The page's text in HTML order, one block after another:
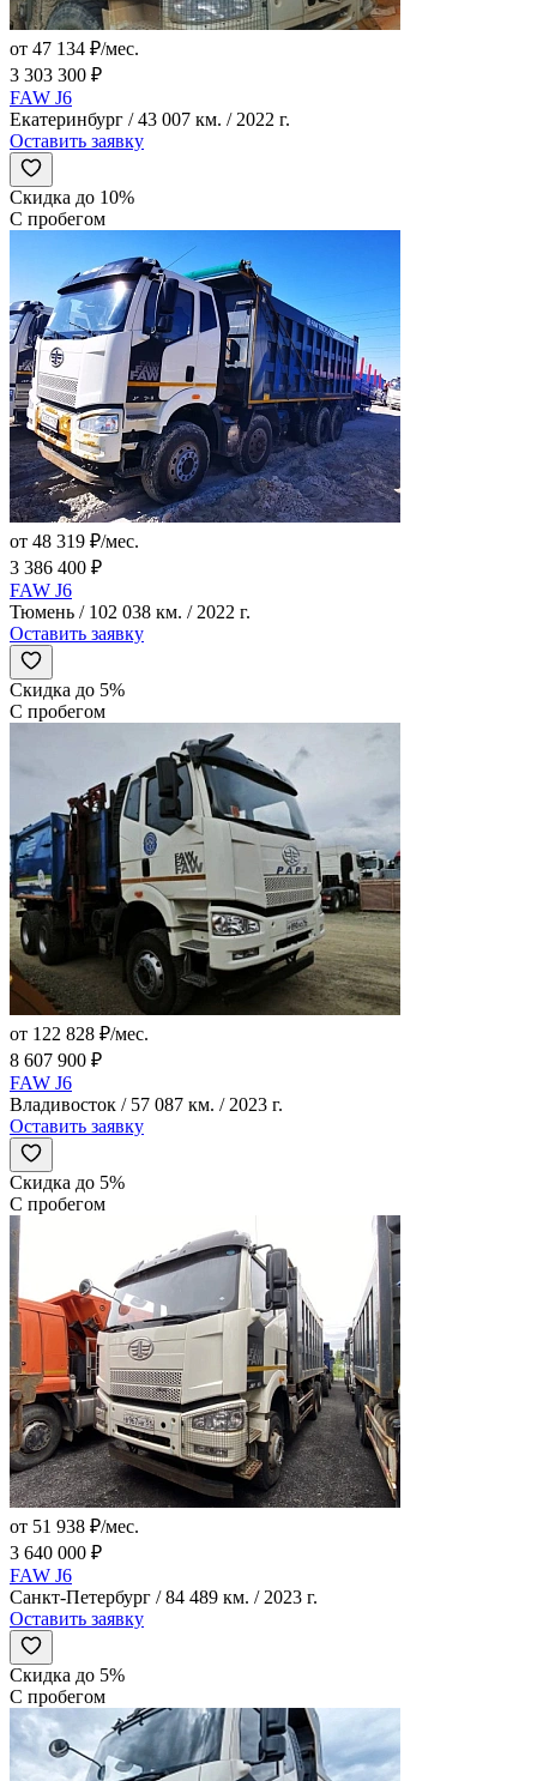
от 47 134 ₽/мес.
3 303 300 ₽
FAW J6
Екатеринбург / 43 007 км. / 2022 г.
Оставить заявку
Скидка до 10%
С пробегом
от 48 319 ₽/мес.
3 386 400 ₽
FAW J6
Тюмень / 102 038 км. / 2022 г.
Оставить заявку
Скидка до 5%
С пробегом
от 122 828 ₽/мес.
8 607 900 ₽
FAW J6
Владивосток / 57 087 км. / 2023 г.
Оставить заявку
Скидка до 5%
С пробегом
от 51 938 ₽/мес.
3 640 000 ₽
FAW J6
Санкт-Петербург / 84 489 км. / 2023 г.
Оставить заявку
Скидка до 5%
С пробегом